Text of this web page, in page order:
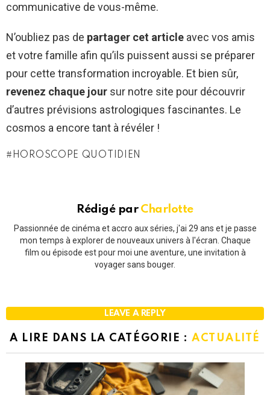
communicative de vous-même.
N’oubliez pas de partager cet article avec vos amis
et votre famille afin qu’ils puissent aussi se préparer
pour cette transformation incroyable. Et bien sûr,
revenez chaque jour sur notre site pour découvrir
d’autres prévisions astrologiques fascinantes. Le
cosmos a encore tant à révéler !
HOROSCOPE QUOTIDIEN
Rédigé par Charlotte
Passionnée de cinéma et accro aux séries, j'ai 29 ans et je passe
mon temps à explorer de nouveaux univers à l'écran. Chaque
film ou épisode est pour moi une aventure, une invitation à
voyager sans bouger.
LEAVE A REPLY
A LIRE DANS LA CATÉGORIE : ACTUALITÉ